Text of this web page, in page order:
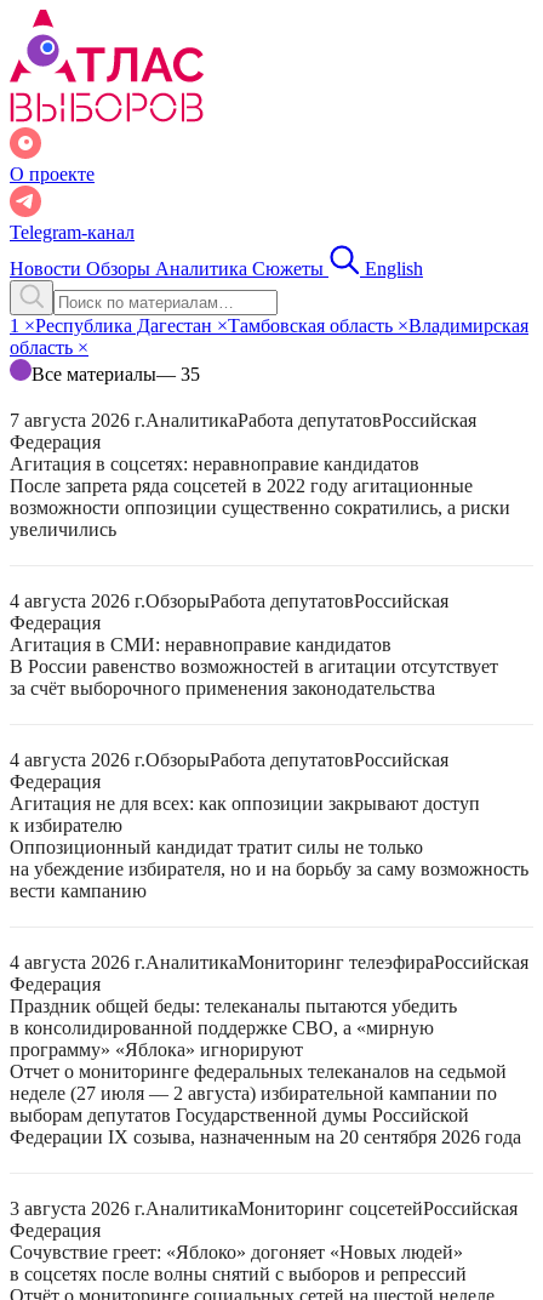
О проекте
Telegram-канал
Новости Обзоры Аналитика Сюжеты English
1 ×Республика Дагестан ×Тамбовская область ×Владимирская
область ×
Все материалы— 35
7 августа 2026 г.АналитикаРабота депутатовРоссийская
Федерация
Агитация в соцсетях: неравноправие кандидатов
После запрета ряда соцсетей в 2022 году агитационные
возможности оппозиции существенно сократились, а риски
увеличились
4 августа 2026 г.ОбзорыРабота депутатовРоссийская
Федерация
Агитация в СМИ: неравноправие кандидатов
В России равенство возможностей в агитации отсутствует
за счёт выборочного применения законодательства
4 августа 2026 г.ОбзорыРабота депутатовРоссийская
Федерация
Агитация не для всех: как оппозиции закрывают доступ
к избирателю
Оппозиционный кандидат тратит силы не только
на убеждение избирателя, но и на борьбу за саму возможность
вести кампанию
4 августа 2026 г.АналитикаМониторинг телеэфираРоссийская
Федерация
Праздник общей беды: телеканалы пытаются убедить
в консолидированной поддержке СВО, а «мирную
программу» «Яблока» игнорируют
Отчет о мониторинге федеральных телеканалов на седьмой
неделе (27 июля — 2 августа) избирательной кампании по
выборам депутатов Государственной думы Российской
Федерации IX созыва, назначенным на 20 сентября 2026 года
3 августа 2026 г.АналитикаМониторинг соцсетейРоссийская
Федерация
Сочувствие греет: «Яблоко» догоняет «Новых людей»
в соцсетях после волны снятий с выборов и репрессий
Отчёт о мониторинге социальных сетей на шестой неделе